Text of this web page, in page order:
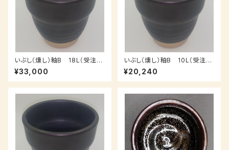
いぶし（燻し）釉B 18L（受注
後、3～7日後発送）
¥33,000
いぶし（燻し）釉B 10L（受注
後、3～7日後発送）
¥20,240